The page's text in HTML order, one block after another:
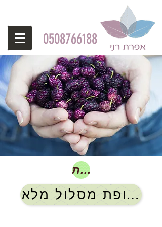
0508766188
להיות נטורופת
נטורופת מסלול מלא